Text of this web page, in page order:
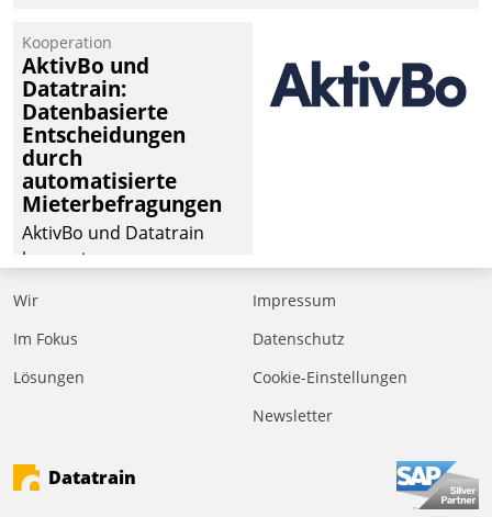
Kooperation
AktivBo und
Datatrain:
Datenbasierte
Entscheidungen
durch
automatisierte
Mieterbefragungen
AktivBo und Datatrain
kooperieren –
profitieren: Die nahtlose
Integration der Lösungen
Datatrain ermöglicht
Mieterbefragungen – eine
starke Grundlage für
Wir
Im Fokus
Lösungen
Impressum
Datenschutz
Cookie-Einstellungen
Newsletter
Datatrain